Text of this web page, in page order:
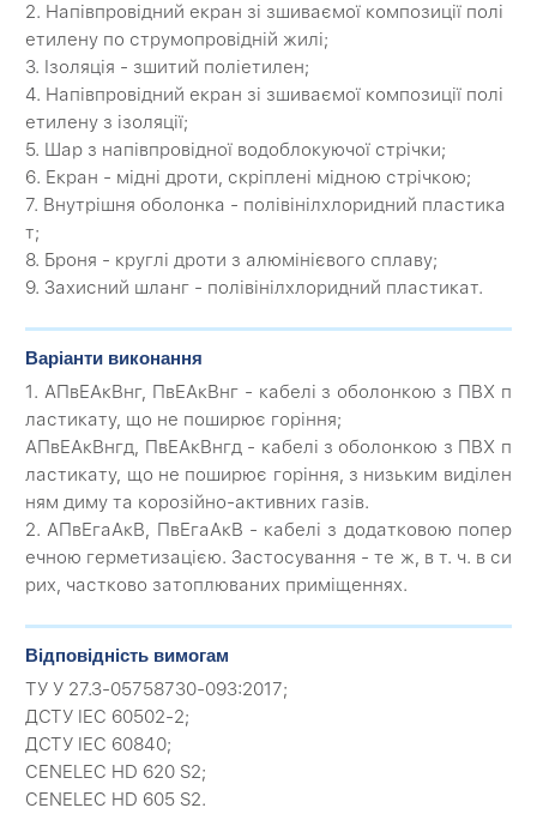
2. Напівпровідний екран зі зшиваємої композиції полі
етилену по струмопровідній жилі;
3. Ізоляція - зшитий поліетилен;
4. Напівпровідний екран зі зшиваємої композиції полі
етилену з ізоляції;
5. Шар з напівпровідної водоблокуючої стрічки;
6. Екран - мідні дроти, скріплені мідною стрічкою;
7. Внутрішня оболонка - полівінілхлоридний пластика
т;
8. Броня - круглі дроти з алюмінієвого сплаву;
9. Захисний шланг - полівінілхлоридний пластикат.
Варіанти виконання
1. АПвЕАкВнг, ПвЕАкВнг - кабелі з оболонкою з ПВХ п
ластикату, що не поширює горіння;
АПвЕАкВнгд, ПвЕАкВнгд - кабелі з оболонкою з ПВХ п
ластикату, що не поширює горіння, з низьким виділен
ням диму та корозійно-активних газів.
2. АПвЕгаАкВ, ПвЕгаАкВ - кабелі з додатковою попер
ечною герметизацією. Застосування - те ж, в т. ч. в си
рих, частково затоплюваних приміщеннях.
Відповідність вимогам
ТУ У 27.3-05758730-093:2017;
ДСТУ IEC 60502-2;
ДСТУ IEC 60840;
CENELEC HD 620 S2;
CENELEC HD 605 S2.